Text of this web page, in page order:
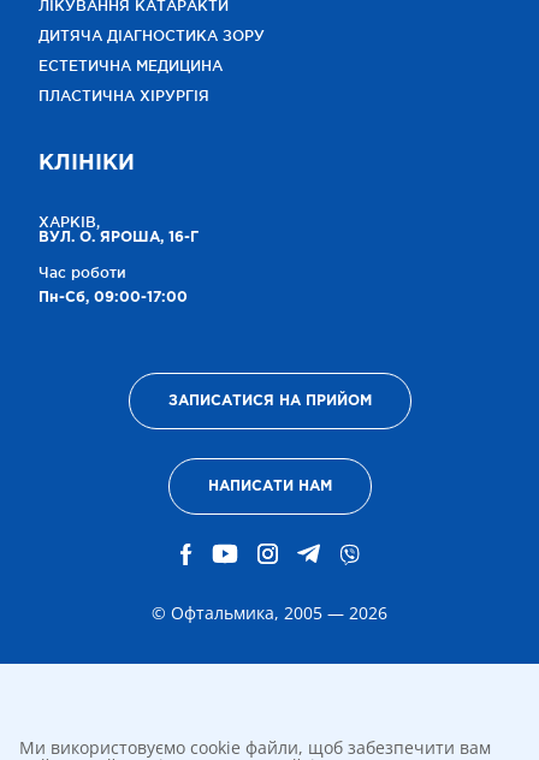
ЛІКУВАННЯ КАТАРАКТИ
ДИТЯЧА ДІАГНОСТИКА ЗОРУ
ЕСТЕТИЧНА МЕДИЦИНА
ПЛАСТИЧНА ХІРУРГІЯ
КЛІНІКИ
ХАРКІВ,
ВУЛ. О. ЯРОША, 16-Г
Час роботи
Пн-Сб, 09:00-17:00
ЗАПИСАТИСЯ НА ПРИЙОМ
НАПИСАТИ НАМ
© Офтальмика, 2005 — 2026
Ми використовуємо cookie файли, щоб забезпечити вам